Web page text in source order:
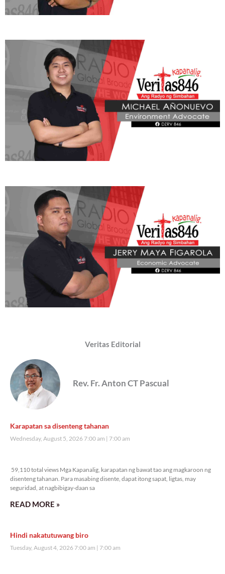
Veritas Editorial
Rev. Fr. Anton CT Pascual
Karapatan sa disenteng tahanan
Wednesday, August 5, 2026 7:00 am 7:00 am
59,110 total views Mga Kapanalig, karapatan ng bawat tao ang magkaroon ng
disenteng tahanan. Para masabing disente, dapat itong sapat, ligtas, may
seguridad, at nagbibigay-daan sa
READ MORE »
Hindi nakatutuwang biro
Tuesday, August 4, 2026 7:00 am 7:00 am